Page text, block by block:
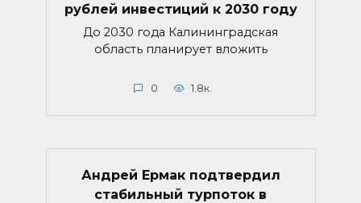
рублей инвестиций к 2030 году
До 2030 года Калининградская
область планирует вложить
0 1.8к.
Андрей Ермак подтвердил
стабильный турпоток в